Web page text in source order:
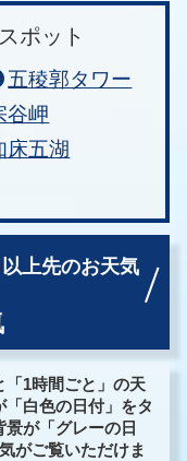
ポット
五稜郭タワー
谷岬
床五湖
以上先のお天気
「1時間ごと」の天
白色の日付」をタ
が「グレーの日
がご覧いただけま